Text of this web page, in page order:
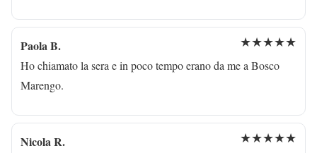
Paola B. ★★★★★
Ho chiamato la sera e in poco tempo erano da me a Bosco
Marengo.
Nicola R. ★★★★★